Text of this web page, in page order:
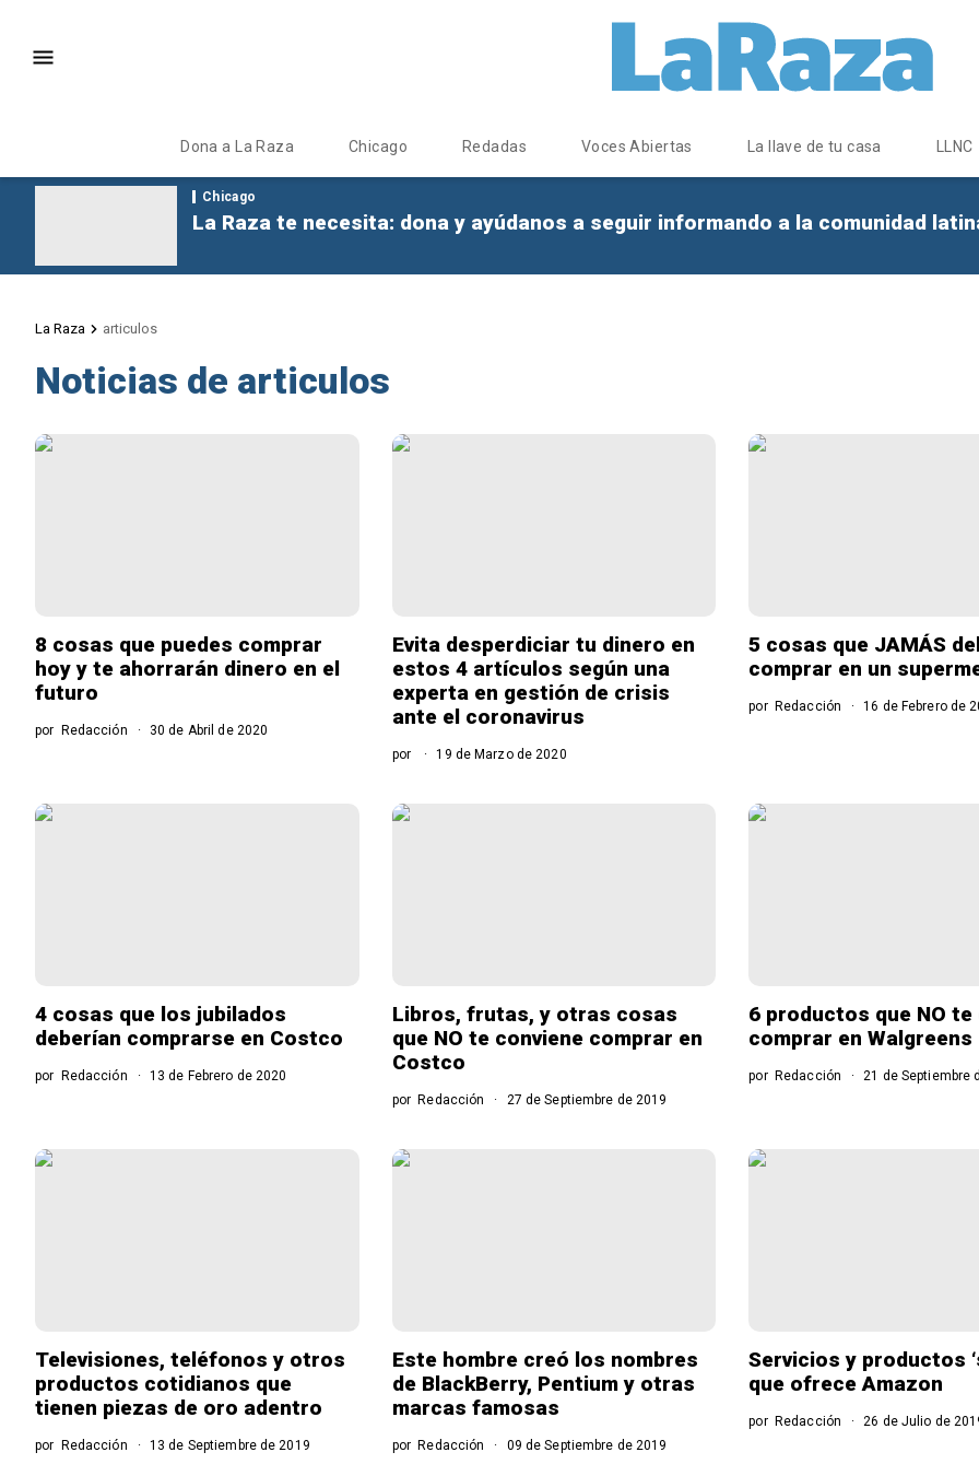
Dona a La Raza Chicago Redadas Voces Abiertas La llave de tu casa LLNC
Chicago
La Raza te necesita: dona y ayúdanos a seguir informando a la comunidad
La Raza articulos
Noticias de articulos
8 cosas que puedes comprar
hoy y te ahorrarán dinero en el
futuro
por Redacción 30 de Abril de 2020
Evita desperdiciar tu dinero en
estos 4 artículos según una
experta en gestión de crisis
ante el coronavirus
por 19 de Marzo de 2020
5 cosas que JAMÁS
comprar en un
por Redacción 16 de Febrero de
4 cosas que los jubilados
deberían comprarse en Costco
por Redacción 13 de Febrero de 2020
Libros, frutas, y otras cosas
que NO te conviene comprar en
Costco
porRedacción 27 de Septiembre de 2019
6 productos que NO te
comprar en Walgreens
por Redacción 21 de Septiembre
Televisiones, teléfonos y otros
productos cotidianos que
tienen piezas de oro adentro
por Redacción 13 de Septiembre de 2019
Este hombre creó los nombres
de BlackBerry, Pentium y otras
marcas famosas
porRedacción 09 de Septiembre de 2019
Servicios y productos
que ofrece Amazon
por Redacción 26 de Julio de